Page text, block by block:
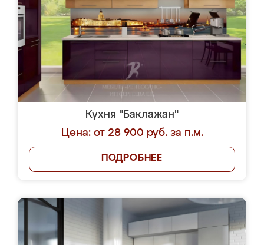
Кухня "Баклажан"
Цена: от 28 900 руб. за п.м.
ПОДРОБНЕЕ